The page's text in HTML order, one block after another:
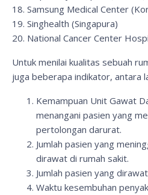
18. Samsung Medical Center
19. Singhealth (Singapura)
20. National Cancer Center
Untuk menilai kualitas sebuah
juga beberapa indikator, antara
Kemampuan Unit Gawat
menangani pasien yang
pertolongan darurat.
Jumlah pasien yang
dirawat di rumah sakit.
Jumlah pasien yang
Waktu kesembuhan